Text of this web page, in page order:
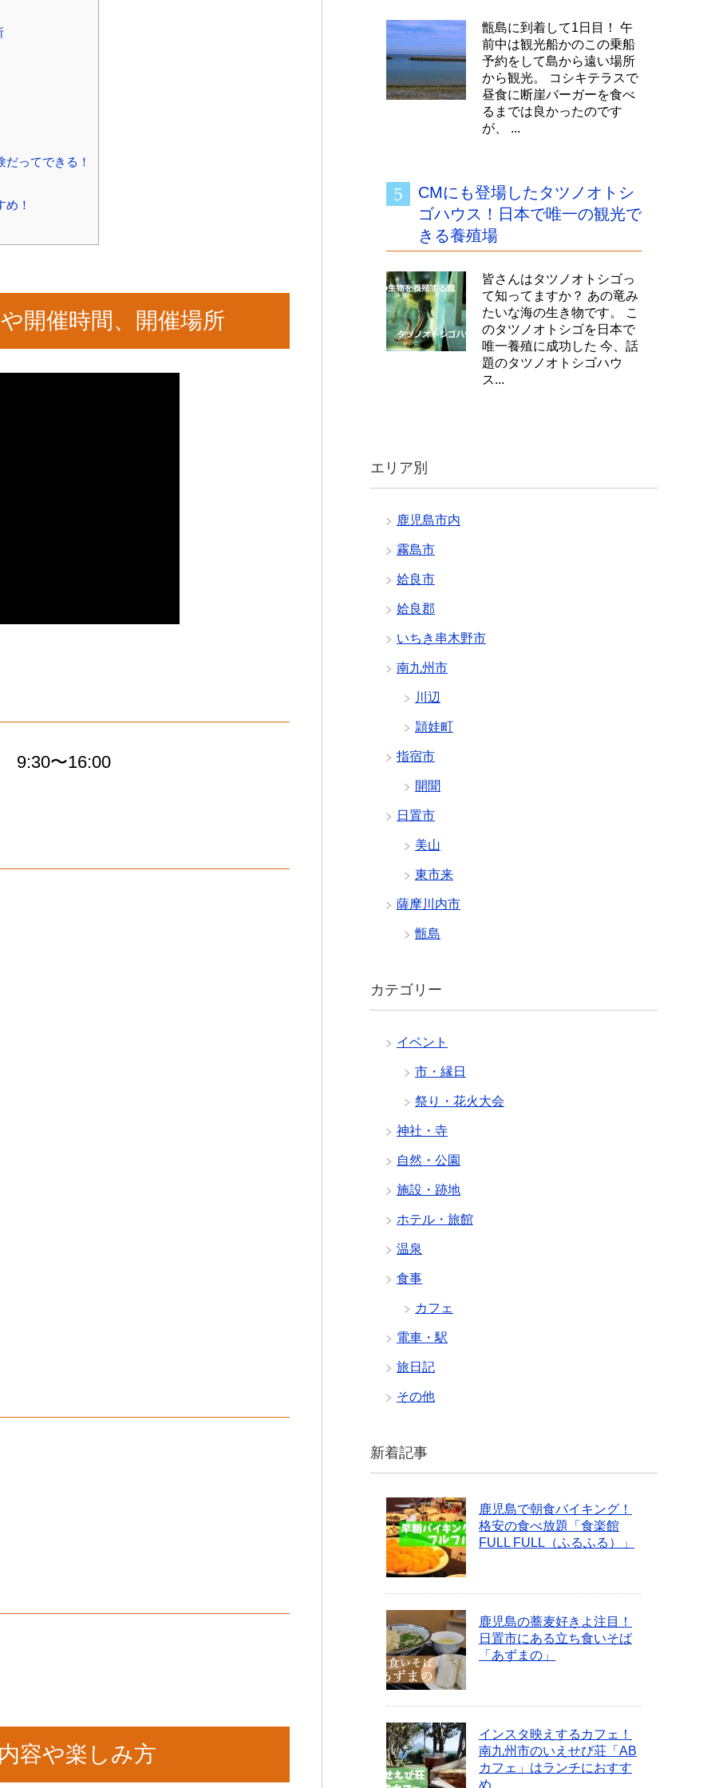
ってできる！
！
開催時間、開催場所
9:30〜16:00
容や楽しみ方
甑島に到着して1日目！ 午
前中は観光船かのこの乗船
予約をして島から遠い場所
から観光。 コシキテラスで
昼食に断崖バーガーを食べ
るまでは良かったのです
が、 ...
CMにも登場したタツノオトシ
ゴハウス！日本で唯一の観光で
きる養殖場
皆さんはタツノオトシゴっ
て知ってますか？ あの竜み
たいな海の生き物です。 こ
のタツノオトシゴを日本で
唯一養殖に成功した 今、話
題のタツノオトシゴハウ
ス...
エリア別
鹿児島市内
霧島市
姶良市
姶良郡
いちき串木野市
南九州市
川辺
頴娃町
指宿市
開聞
日置市
美山
東市来
薩摩川内市
甑島
カテゴリー
イベント
市・縁日
祭り・花火大会
神社・寺
自然・公園
施設・跡地
ホテル・旅館
温泉
食事
カフェ
電車・駅
旅日記
その他
新着記事
鹿児島で朝食バイキング！
格安の食べ放題「食楽館
FULL FULL（ふるふる）」
鹿児島の蕎麦好きよ注目！
日置市にある立ち食いそば
「あずまの」
インスタ映えするカフェ！
南九州市のいえせび荘「AB
カフェ」はランチにおすす
め